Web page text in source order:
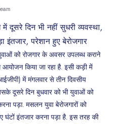
को रोजगार के अवसर उपलब्ध कराने
आयोजन किया जा रहा है. इसी कड़ी में
में मंगलवार से तीन दिवसीय
दूसरे दिन बुधवार को भी युवाओं को
पड़ा. मसलन युवा बेरोजगारों को
घंटों इंतजार करना पड़ा है. इस तरह की